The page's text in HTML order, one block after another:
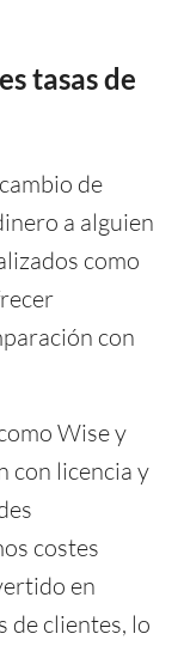
tasas de
de
a alguien
como
con
Wise y
con licencia y
costes
en
de clientes, lo